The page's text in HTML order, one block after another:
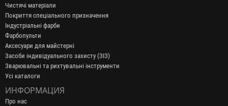
Чистячі матеріали
Покриття спеціального призначення
Індустріальні фарби
Фарбопульти
Аксесуари для майстерні
Засоби індивідуального захисту (ЗІЗ)
Зварювальні та рихтувальні інструменти
Усі каталоги
ИНФОРМАЦИЯ
Про нас